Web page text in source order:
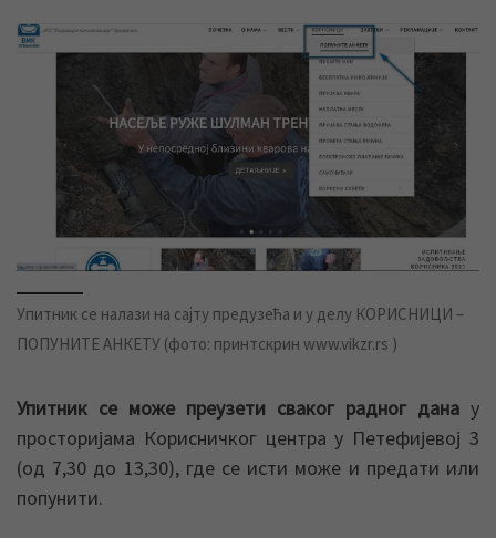
Упитник се налази на сајту предузећа и у делу КОРИСНИЦИ –
ПОПУНИТЕ АНКЕТУ (фото: принтскрин www.vikzr.rs )
Упитник се може преузети сваког радног дана у
просторијама Корисничког центра у Петефијевој 3
(од 7,30 до 13,30), где се исти може и предати или
попунити.